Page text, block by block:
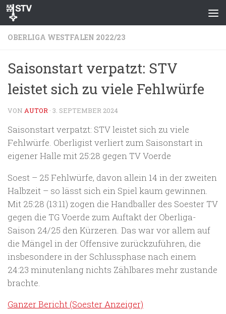
Zum Inhalt springen
OBERLIGA WESTFALEN 2022/23
Saisonstart verpatzt: STV
leistet sich zu viele Fehlwürfe
VON AUTOR · 3. SEPTEMBER 2024
Saisonstart verpatzt: STV leistet sich zu viele
Fehlwürfe. Oberligist verliert zum Saisonstart in
eigener Halle mit 25:28 gegen TV Voerde
Soest – 25 Fehlwürfe, davon allein 14 in der zweiten
Halbzeit – so lässt sich ein Spiel kaum gewinnen.
Mit 25:28 (13:11) zogen die Handballer des Soester TV
gegen die TG Voerde zum Auftakt der Oberliga-
Saison 24/25 den Kürzeren. Das war vor allem auf
die Mängel in der Offensive zurückzuführen, die
insbesondere in der Schlussphase nach einem
24:23 minutenlang nichts Zählbares mehr zustande
brachte.
Ganzer Bericht (Soester Anzeiger)